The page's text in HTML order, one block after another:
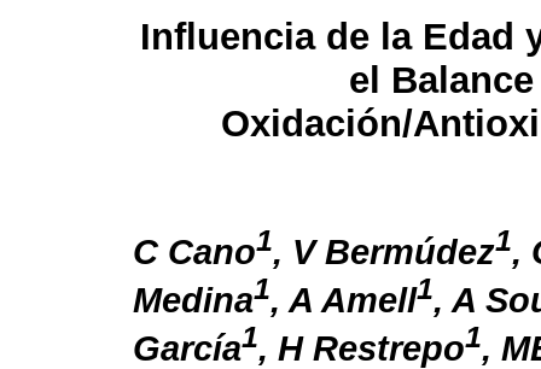
Influencia de la Edad
el Balance
Oxidación/
C Cano1, V Bermúdez1,
Medina1, A Amell1, A
García1, H Restrepo1,